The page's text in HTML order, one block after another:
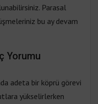
Parasal
bu ay devam
Yorumu
adeta bir köprü görevi
yükselirlerken